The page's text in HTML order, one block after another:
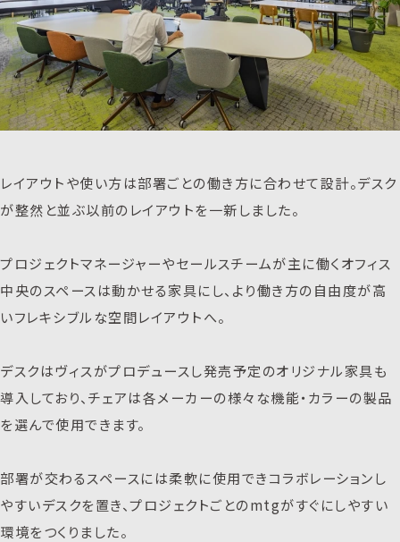
レイアウトや使い方は部署ごとの働き方に合わせて設計。デスク
が整然と並ぶ以前のレイアウトを一新しました。
プロジェクトマネージャーやセールスチームが主に働くオフィス
中央のスペースは動かせる家具にし、より働き方の自由度が高
いフレキシブルな空間レイアウトへ。
デスクはヴィスがプロデュースし発売予定のオリジナル家具も
導入しており、チェアは各メーカーの様々な機能・カラーの製品
を選んで使用できます。
部署が交わるスペースには柔軟に使用できコラボレーションし
やすいデスクを置き、プロジェクトごとのmtgがすぐにしやすい
環境をつくりました。